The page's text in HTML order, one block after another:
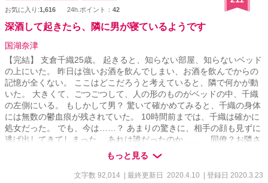
お気に入り:1,616 24h.ポイント： 42
深酒して起きたら、隣に男が寝ているようです
国湖奈津
【完結】 支倉千織25歳。 起きると、知らない部屋、知らないベッド
の上にいた。 昨日は強いお酒を飲んでしまい、お酒を飲んでからの
記憶が全くない。 ここはどこだろうと考えていると、隣で何かが動
いた。 大きくて、ごつごつして、人の形のものがベッドの中、千織
の左側にいる。 もしかして男？ 驚いて確かめてみると、千織の身体
には無数の鬱血痕が残されていた。 10時間前までは、千織は確かに
処女だった。 でも、今は……？ あまりの驚きに、相手の顔も見ずに
逃げ出してきてしまった。 あれは誰だったのか……。 同僚？お隣さ
ん？まさか……あなただったなんて。 隣に寝ていた謎の男Xの正体
を探れ！ (ムーンライトノベルズにも掲載しています)
もっと見る
文字数 92,014 | 最終更新日 2020.4.10 | 登録日 2020.3.23